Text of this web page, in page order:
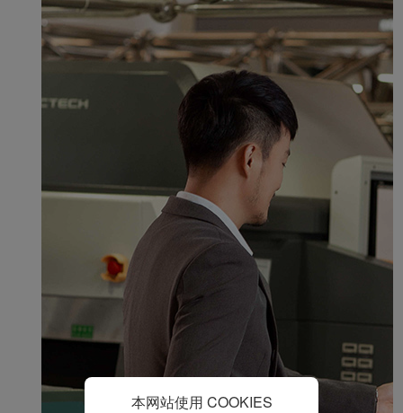
本网站使用 COOKIES
Xiamenair.com使用功能
型和分析型Cookie 来确
保我们的网站正常运行，
并为您提供最佳的用户体
验。 使用本网站，功能型
和分析型Cookie将被安装
在您的浏览器中。
在您的同意下，我们还将
使用营销Cookie (i) 分析
我们的营销绩效 (ii) 个性
化我们广告中的优惠信
息。 通过放置这些
Cookie，厦门航空和第三
方可以跟踪您的互联网行
为以使我们的内容和广告
与您的兴趣更加契合。
点击“接受”即表示您同意
放置所有的营销Cookie。
点击“拒绝”，我们将不会